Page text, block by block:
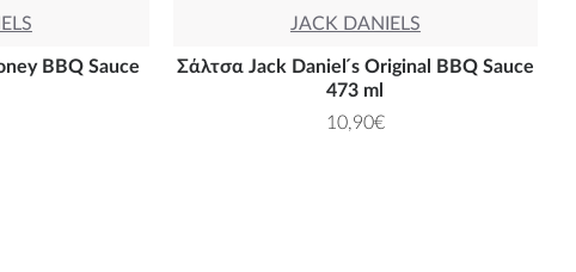
BBQ Sauce
JACK DANIELS
Σάλτσα Jack Daniel ́s Original BBQ Sauce
473 ml
10,90€